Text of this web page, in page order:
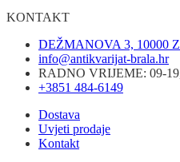
KONTAKT
DEŽMANOVA 3, 10000
info@antikvarijat-brala.hr
RADNO VRIJEME: 09-
+3851 484-6149
Dostava
Uvjeti prodaje
Kontakt